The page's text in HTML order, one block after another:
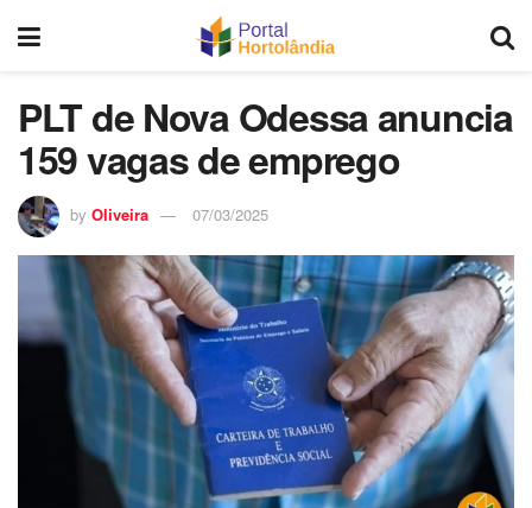
PLT de Nova Odessa anuncia
159 vagas de emprego
by Oliveira 07/03/2025